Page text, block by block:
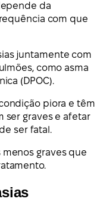
da
com que
juntamente com
como asma
(DPOC).
piora e têm
ser graves e afetar
ser fatal.
menos graves que